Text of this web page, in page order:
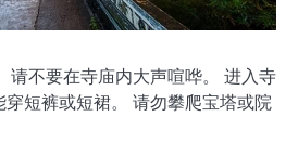
请不要在寺庙内大声喧哗。 进入寺
短裤或短裙。 请勿攀爬宝塔或院